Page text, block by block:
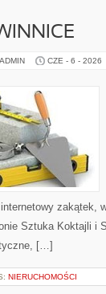
CZE - 6 - 2026
zakątek,
Sztuka Koktajli i
[…]
NIERUCHOMOŚCI